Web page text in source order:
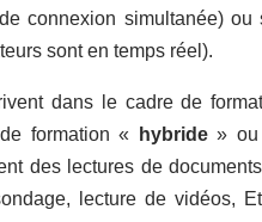
connexion simultanée)
sont en temps réel).
dans le cadre de
formation «
hybride» ou
des lectures de
lecture de vidéos,